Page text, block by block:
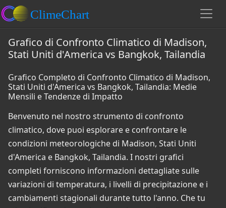
Grafico di Confronto Climatico di Madison,
Stati Uniti d'America vs Bangkok, Tailandia
Grafico Completo di Confronto Climatico di Madison,
Stati Uniti d'America vs Bangkok, Tailandia: Medie
Mensili e Tendenze di Impatto
Benvenuto nel nostro strumento di confronto
climatico, dove puoi esplorare e confrontare le
condizioni meteorologiche di Madison, Stati Uniti
d'America e Bangkok, Tailandia. I nostri grafici
completi forniscono informazioni dettagliate sulle
variazioni di temperatura, i livelli di precipitazione e i
cambiamenti stagionali durante tutto l'anno. Che tu